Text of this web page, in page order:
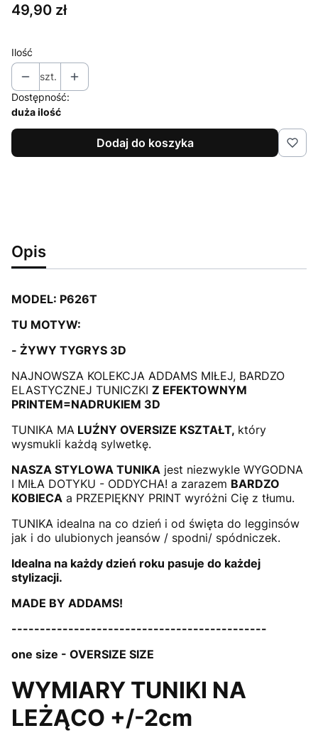
Cena
49,90 zł
Ilość
szt.
Dostępność:
duża ilość
Dodaj do koszyka
Opis
MODEL: P626T
TU MOTYW:
- ŻYWY TYGRYS 3D
NAJNOWSZA KOLEKCJA ADDAMS MIŁEJ, BARDZO
ELASTYCZNEJ TUNICZKI Z EFEKTOWNYM
PRINTEM=NADRUKIEM 3D
TUNIKA MA LUŹNY OVERSIZE KSZTAŁT, który
wysmukli każdą sylwetkę.
NASZA STYLOWA TUNIKA jest niezwykle WYGODNA
I MIŁA DOTYKU - ODDYCHA! a zarazem BARDZO
KOBIECA a PRZEPIĘKNY PRINT wyróżni Cię z tłumu.
TUNIKA idealna na co dzień i od święta do legginsów
jak i do ulubionych jeansów / spodni/ spódniczek.
Idealna na każdy dzień roku pasuje do każdej
stylizacji.
MADE BY ADDAMS!
---------------------------------------------
one size - OVERSIZE SIZE
WYMIARY TUNIKI NA
LEŻĄCO +/-2cm